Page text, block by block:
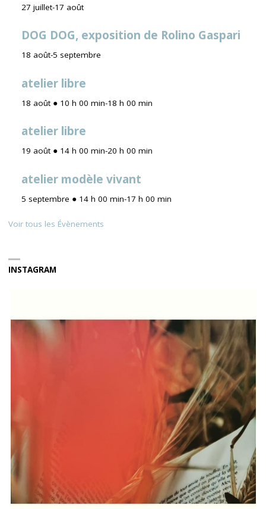
27 juillet-17 août
DOG DOG, exposition de Rolino Gaspari
18 août-5 septembre
atelier libre
18 août ● 10 h 00 min-18 h 00 min
atelier libre
19 août ● 14 h 00 min-20 h 00 min
atelier modèle vivant
5 septembre ● 14 h 00 min-17 h 00 min
Voir tous les Évènements
INSTAGRAM